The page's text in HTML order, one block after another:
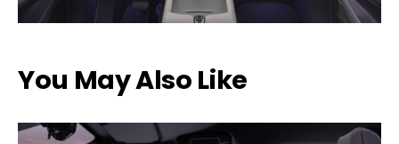
You May Also Like